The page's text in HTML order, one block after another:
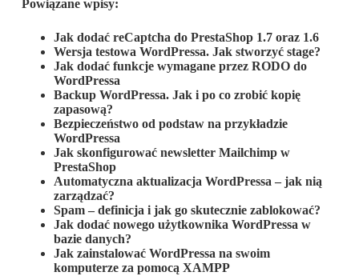
Powiązane wpisy:
Jak dodać reCaptcha do PrestaShop 1.7 oraz 1.6
Wersja testowa WordPressa. Jak stworzyć stage?
Jak dodać funkcje wymagane przez RODO do
WordPressa
Backup WordPressa. Jak i po co zrobić kopię
zapasową?
Bezpieczeństwo od podstaw na przykładzie
WordPressa
Jak skonfigurować newsletter Mailchimp w
PrestaShop
Automatyczna aktualizacja WordPressa – jak nią
zarządzać?
Spam – definicja i jak go skutecznie zablokować?
Jak dodać nowego użytkownika WordPressa w
bazie danych?
Jak zainstalować WordPressa na swoim
komputerze za pomocą XAMPP